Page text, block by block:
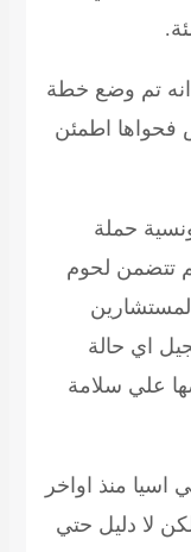
.
تم وضع خطة
فحواها اطمئن
حملة
تتضمن لحوم
اي حالة
5 ان1) وحرصها علي سلامة
133 شخصا في اسيا منذ اواخر
منهم لكن لا دليل حتي